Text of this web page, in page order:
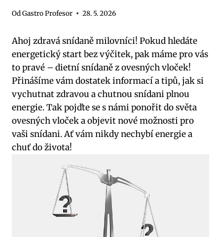
OdGastro Profesor 28. 5. 2026
Ahoj zdravá snídaně milovníci! Pokud hledáte
energetický start bez výčitek, pak máme pro vás
to pravé – dietní snídaně z ovesných vloček!
Přinášíme vám dostatek informací a tipů, jak si
vychutnat zdravou a chutnou snídani plnou
energie. Tak pojďte se s námi ponořit do světa
ovesných vloček a objevit nové možnosti pro
vaši snídani. Ať vám nikdy nechybí energie a
chuť do života!